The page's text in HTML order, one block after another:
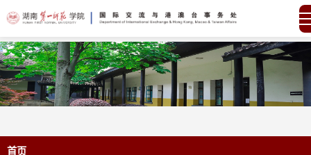
首页